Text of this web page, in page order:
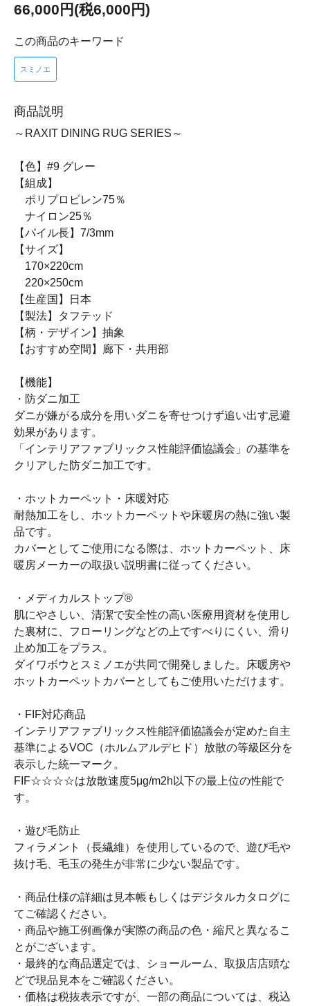
66,000円(税6,000円)
この商品のキーワード
スミノエ
商品説明
～RAXIT DINING RUG SERIES～
【色】#9 グレー
【組成】
ポリプロピレン75％
ナイロン25％
【パイル長】7/3mm
【サイズ】
170×220cm
220×250cm
【生産国】日本
【製法】タフテッド
【柄・デザイン】抽象
【おすすめ空間】廊下・共用部
【機能】
・防ダニ加工
ダニが嫌がる成分を用いダニを寄せつけず追い出す忌避
効果があります。
「インテリアファブリックス性能評価協議会」の基準を
クリアした防ダニ加工です。
・ホットカーペット・床暖対応
耐熱加工をし、ホットカーペットや床暖房の熱に強い製
品です。
カバーとしてご使用になる際は、ホットカーペット、床
暖房メーカーの取扱い説明書に従ってください。
・メディカルストップ®
肌にやさしい、清潔で安全性の高い医療用資材を使用し
た裏材に、フローリングなどの上ですべりにくい、滑り
止め加工をプラス。
ダイワボウとスミノエが共同で開発しました。床暖房や
ホットカーペットカバーとしてもご使用いただけます。
・FIF対応商品
インテリアファブリックス性能評価協議会が定めた自主
基準によるVOC（ホルムアルデヒド）放散の等級区分を
表示した統一マーク。
FIF☆☆☆☆は放散速度5μg/m2h以下の最上位の性能で
す。
・遊び毛防止
フィラメント（長繊維）を使用しているので、遊び毛や
抜け毛、毛玉の発生が非常に少ない製品です。
・商品仕様の詳細は見本帳もしくはデジタルカタログに
てご確認ください。
・商品や施工例画像が実際の商品の色・縮尺と異なるこ
とがございます。
・最終的な商品選定では、ショールーム、取扱店店頭な
どで現品見本をご確認ください。
・価格は税抜表示ですが、一部の商品については、税込